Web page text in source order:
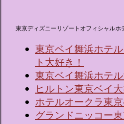
東京ディズニーリゾートオフィシャルホ
東京ベイ舞浜ホテ
ト大好き！
東京ベイ舞浜ホテル
ヒルトン東京ベイ大
ホテルオークラ東
グランドニッコー